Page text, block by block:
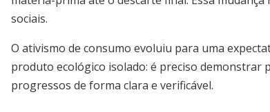
sociais.
O ativismo de consumo evoluiu para uma
produto ecológico isolado: é preciso demonstrar
progressos de forma clara e verificável.